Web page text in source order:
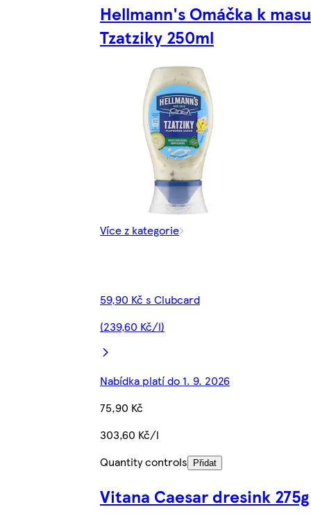
Hellmann's Omáčka k masu
Tzatziky 250ml
Více z kategorie
59,90 Kč s Clubcard
(239,60 Kč/l)
Nabídka platí do 1. 9. 2026
75,90 Kč
303,60 Kč/l
Quantity controls
Přidat
Vitana Caesar dresink 275g